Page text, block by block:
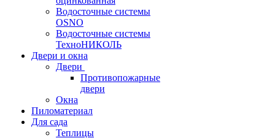
Водосточные системы
OSNO
Водосточные системы
ТехноНИКОЛЬ
Двери и окна
Двери
Противопожарные
двери
Окна
Пиломатериал
Для сада
Теплицы